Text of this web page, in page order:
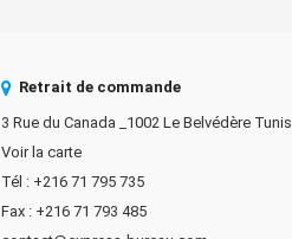
Retrait de commande
3 Rue du Canada _1002 Le Belvédère Tunis
Voir la carte
Tél : +216 71 795 735
Fax : +216 71 793 485